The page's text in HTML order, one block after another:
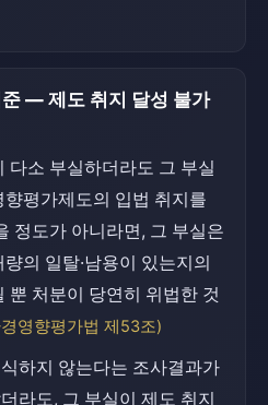
— 제도 취지 달성 불가
다소 부실하더라도 그 부실
평가제도의 입법 취지를
정도가 아니라면, 그 부실은
의 일탈·남용이 있는지의
뿐 처분이 당연히 위법한 것
영향평가법 제53조)
하지 않는다는 조사결과가
라도, 그 부실이 제도 취지